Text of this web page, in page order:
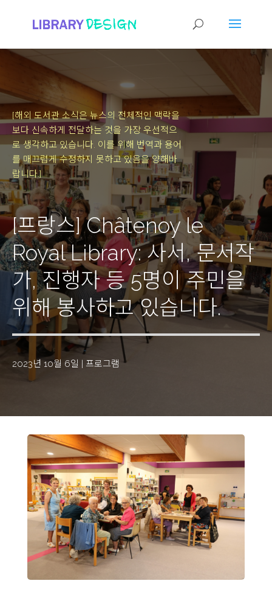
[해외 도서관 소식은 뉴스의 전체적인 맥락을
보다 신속하게 전달하는 것을 가장 우선적으
로 생각하고 있습니다. 이를 위해 번역과 용어
를 매끄럽게 수정하지 못하고 있음을 양해바
랍니다.]
[프랑스] Châtenoy le
Royal Library: 사서, 문서작
가, 진행자 등 5명이 주민을
위해 봉사하고 있습니다.
2023년 10월 6일 | 프로그램